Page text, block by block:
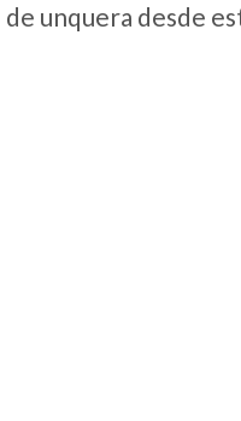
unquera desde